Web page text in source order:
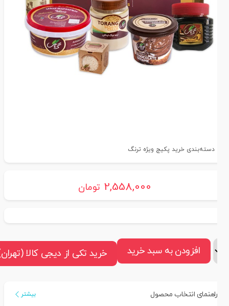
دسته‌بندی خرید پکیج ویژه ترنگ
2,558,000 تومان
افزودن به سبد خرید خرید تکی از دیجی کالا (تهران)
راهنمای انتخاب محصول بیشتر